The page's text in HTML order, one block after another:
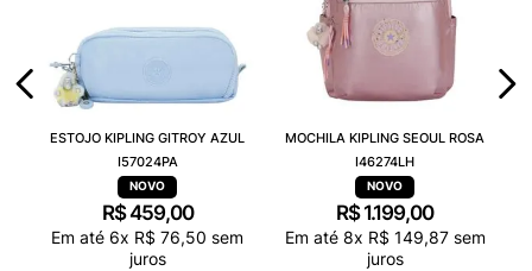
ESTOJO KIPLING GITROY AZUL
I57024PA
R$459,00
Em até 6x R$ 76,50 sem
juros
MOCHILA KIPLING SEOUL ROSA
I46274LH
R$ 1.199,00
Em até 8x R$ 149,87sem
juros